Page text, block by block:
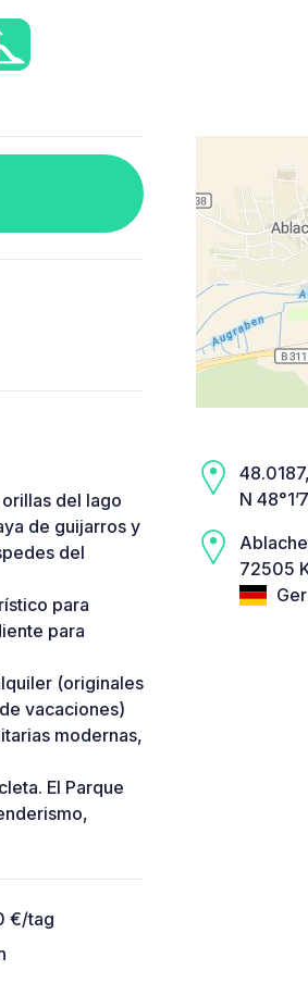
del lago
de guijarros y
del
para
para
(originales
vacaciones)
modernas,
El Parque
€/tag
N
72505